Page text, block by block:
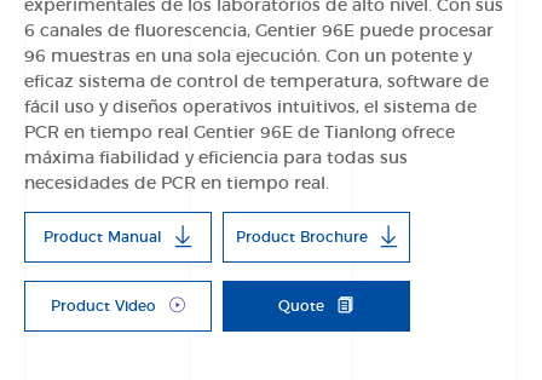
experimentales de los laboratorios de alto nivel. Con sus
6 canales de fluorescencia, Gentier 96E puede procesar
96 muestras en una sola ejecución. Con un potente y
eficaz sistema de control de temperatura, software de
fácil uso y diseños operativos intuitivos, el sistema de
PCR en tiempo real Gentier 96E de Tianlong ofrece
máxima fiabilidad y eficiencia para todas sus
necesidades de PCR en tiempo real.
Product Manual Product Brochure
Product Video Quote